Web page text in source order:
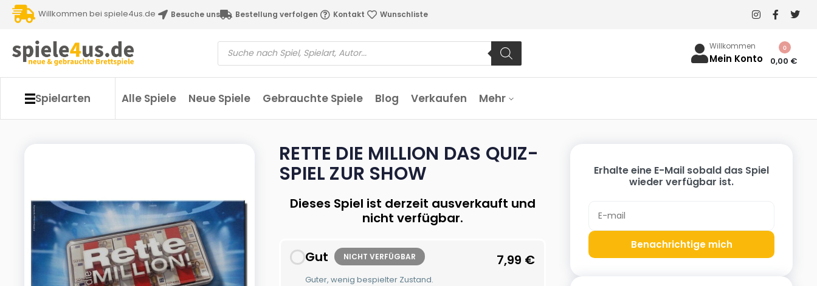
Willkommen bei spiele4us.de Besuche uns Bestellung verfolgen Kontakt Wunschliste
Willkommen
Mein Konto 0,00 €
0
Spielarten Alle Spiele Neue Spiele Gebrauchte Spiele Blog Verkaufen Mehr
RETTE DIE MILLION DAS QUIZ-
SPIEL ZUR SHOW
Dieses Spiel ist derzeit ausverkauft und
nicht verfügbar.
Gut NICHT VERFÜGBAR
Guter, wenig bespielter Zustand.
7,99 €
Erhalte eine E-Mail sobald das Spiel
wieder verfügbar ist.
Benachrichtige mich